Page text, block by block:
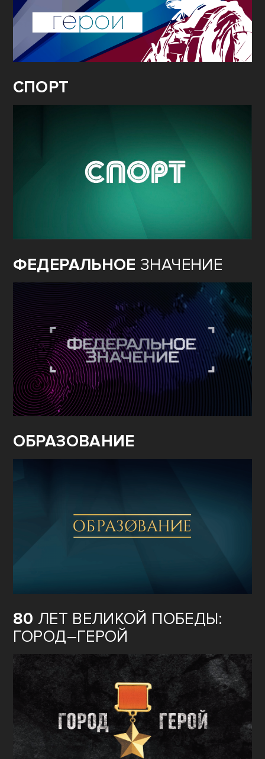
СПОРТ
ФЕДЕРАЛЬНОЕ ЗНАЧЕНИЕ
ОБРАЗОВАНИЕ
80 ЛЕТ ВЕЛИКОЙ ПОБЕДЫ:
ГОРОД–ГЕРОЙ